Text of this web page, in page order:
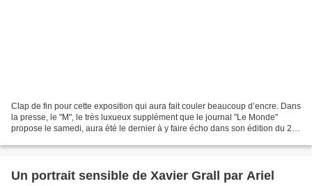
Clap de fin pour cette exposition qui aura fait couler beaucoup d’encre. Dans
la presse, le "M", le très luxueux supplément que le journal "Le Monde"
propose le samedi, aura été le dernier à y faire écho dans son édition du 26
Un portrait sensible de Xavier Grall par Ariel